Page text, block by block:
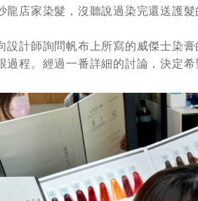
龍店家染髮，沒聽說過染完還送護
設計師詢問帆布上所寫的威傑士染
過程。經過一番詳細的討論，決定希